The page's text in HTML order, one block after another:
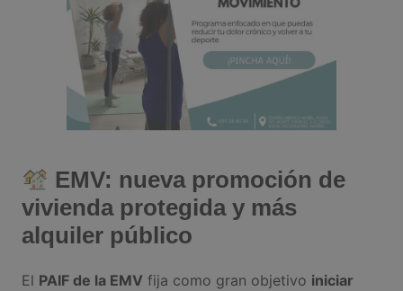
EMV: nueva promoción de
vivienda protegida y más
alquiler público
El PAIF de la EMV fija como gran objetivo iniciar